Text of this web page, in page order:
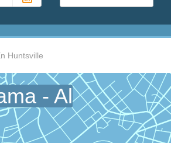
Huntsville
- Al